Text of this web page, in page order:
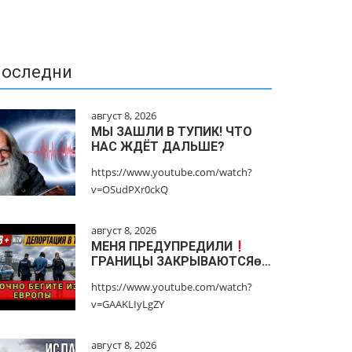
август 8, 2026
МЫ ЗАШЛИ В ТУПИК! ЧТО
НАС ЖДЁТ ДАЛЬШЕ?
https://www.youtube.com/watch?
v=OSudPXr0ckQ
август 8, 2026
МЕНЯ ПРЕДУПРЕДИЛИ
ГРАНИЦЫ ЗАКРЫВАЮТСЯɵ…
https://www.youtube.com/watch?
v=GAAKLIyLgZY
август 8, 2026